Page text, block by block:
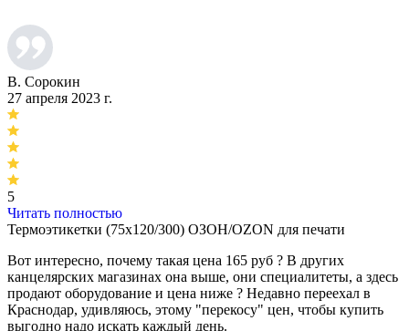
В. Сорокин
27 апреля 2023 г.
5
Читать полностью
Термоэтикетки (75х120/300) ОЗОН/OZON для печати
Вот интересно, почему такая цена 165 руб ? В других
канцелярских магазинах она выше, они специалитеты, а здесь
продают оборудование и цена ниже ? Недавно переехал в
Краснодар, удивляюсь, этому "перекосу" цен, чтобы купить
выгодно надо искать каждый день.